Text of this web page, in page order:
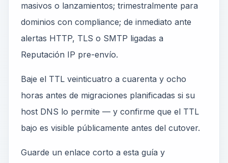
masivos o lanzamientos; trimestralmente para
dominios con compliance; de inmediato ante
alertas HTTP, TLS o SMTP ligadas a
Reputación IP pre-envío.
Baje el TTL veinticuatro a cuarenta y ocho
horas antes de migraciones planificadas si su
host DNS lo permite — y confirme que el TTL
bajo es visible públicamente antes del cutover.
Guarde un enlace corto a esta guía y